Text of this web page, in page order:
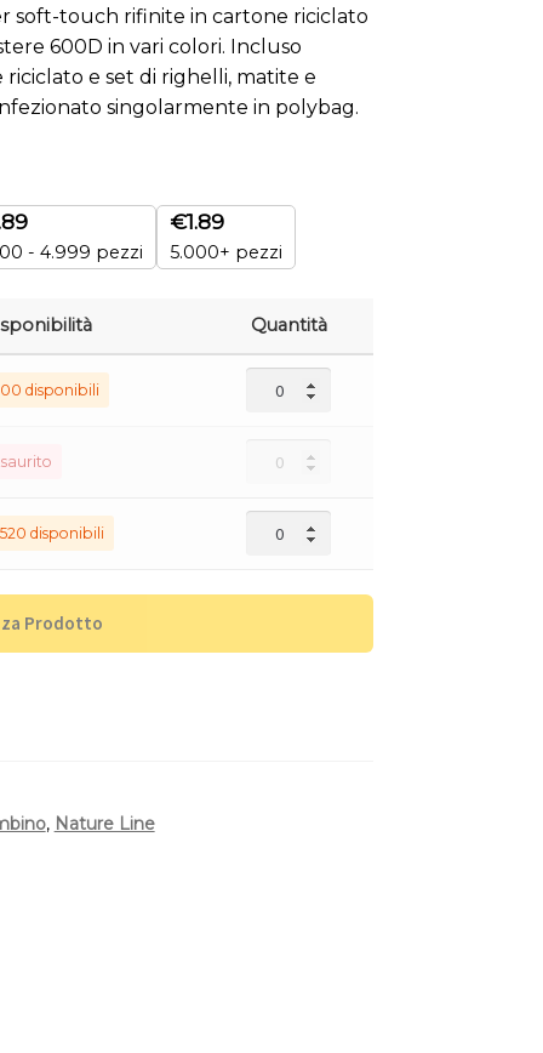
soft-touch rifinite in cartone riciclato
600D in vari colori. Incluso
riciclato e set di righelli, matite e
singolarmente in polybag.
- 4.999 pezzi
€1.89
5.000+ pezzi
Quantità
disponibili
disponibili
Prodotto
, Nature Line